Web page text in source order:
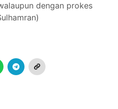
dengan prokes